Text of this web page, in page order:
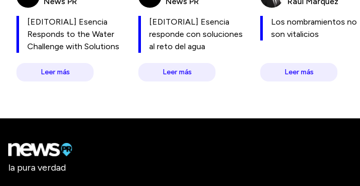
[EDITORIAL] Esencia
Responds to the Water
Challenge with Solutions
Leer más
[EDITORIAL] Esencia
responde con soluciones
al reto del agua
Leer más
Los nombramientos no
son vitalicios
Leer más
la pura verdad